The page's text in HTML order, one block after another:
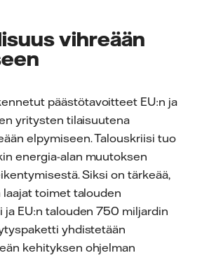
vihreään
päästötavoitteet EU:n ja
yritysten tilaisuutena
elpymiseen. Talouskriisi tuo
energia-alan muutoksen
Siksi on tärkeää,
laajat toimet talouden
EU:n talouden 750 miljardin
yhdistetään
kehityksen ohjelman